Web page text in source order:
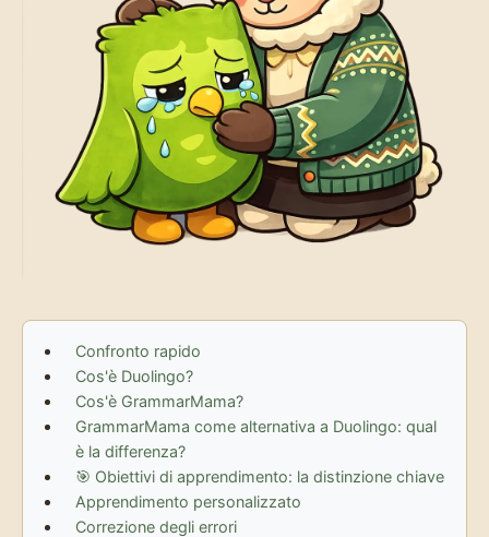
Confronto rapido
Cos'è Duolingo?
Cos'è GrammarMama?
GrammarMama come alternativa a Duolingo: qual
è la differenza?
🎯 Obiettivi di apprendimento: la distinzione chiave
Apprendimento personalizzato
Correzione degli errori